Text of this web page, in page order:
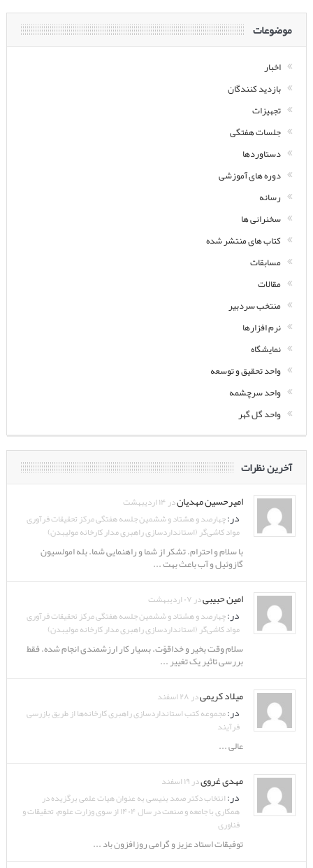
موضوعات
اخبار
بازدید کنندگان
تجهیزات
جلسات هفتگی
دستاوردها
دوره های آموزشی
رسانه
سخنرانی ها
کتاب های منتشر شده
مسابقات
مقالات
منتخب سردبیر
نرم افزارها
نمایشگاه
واحد تحقیق و توسعه
واحد سرچشمه
واحد گل گهر
آخرین نظرات
امیرحسین مهدیاندر ۱۴ اردیبهشت
در:چهارصد و هشتاد و ششمین جلسه هفتگی مرکز تحقیقات فرآوری
مواد کاشی‌گر (استانداردسازی راهبری مدار کارخانه مولیبدن)
با سلام و احترام. تشکر از شما و راهنمایی شما. بله امولسیون
گازوئیل و آب باعث بهت ...
امین حبیبیدر ۰۷ اردیبهشت
در:چهارصد و هشتاد و ششمین جلسه هفتگی مرکز تحقیقات فرآوری
مواد کاشی‌گر (استانداردسازی راهبری مدار کارخانه مولیبدن)
سلام وقت بخیر و خداقوّت. بسیار کار ارزشمندی انجام شده. فقط
بررسی تاثیر یک تغییر ...
میلاد کریمیدر ۲۸ اسفند
در:مجموعه کتب استانداردسازی راهبری کارخانه‌ها از طریق بازرسی
فرآیند
عالی ...
مهدی غرویدر ۱۹ اسفند
در:انتخاب دکتر صمد بنیسی به عنوان هیات علمی برگزیده در
همکاری با جامعه و صنعت در سال ۱۴۰۴ از سوی وزارت علوم، تحقیقات و
فناوری
توفیقات استاد عزیز و گرامی روزافزون باد ...